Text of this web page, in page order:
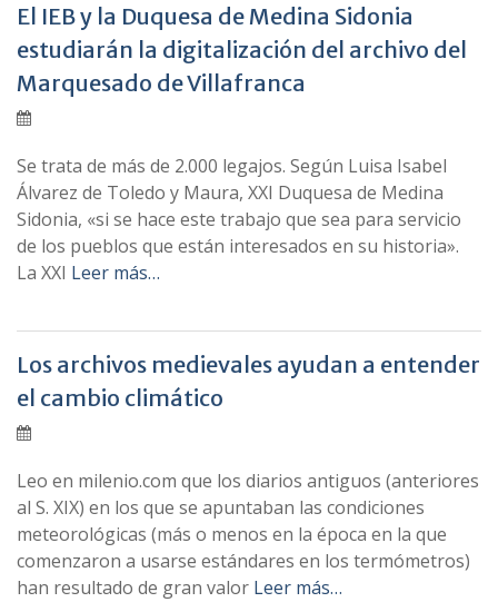
El IEB y la Duquesa de Medina Sidonia
estudiarán la digitalización del archivo del
Marquesado de Villafranca
Se trata de más de 2.000 legajos. Según Luisa Isabel
Álvarez de Toledo y Maura, XXI Duquesa de Medina
Sidonia, «si se hace este trabajo que sea para servicio
de los pueblos que están interesados en su historia».
La XXI Leer más…
Los archivos medievales ayudan a entender
el cambio climático
Leo en milenio.com que los diarios antiguos (anteriores
al S. XIX) en los que se apuntaban las condiciones
meteorológicas (más o menos en la época en la que
comenzaron a usarse estándares en los termómetros)
han resultado de gran valor Leer más…